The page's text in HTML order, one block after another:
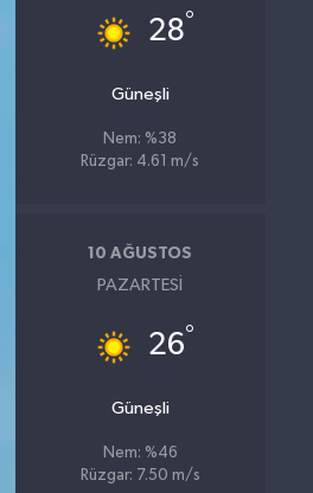
28°
Güneşli
Nem: %38
Rüzgar: 4.61 m/s
10 AĞUSTOS
PAZARTESI
26°
Güneşli
Nem: %46
Rüzgar: 7.50 m/s